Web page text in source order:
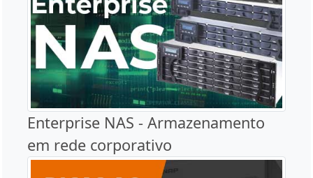
Enterprise NAS - Armazenamento
em rede corporativo